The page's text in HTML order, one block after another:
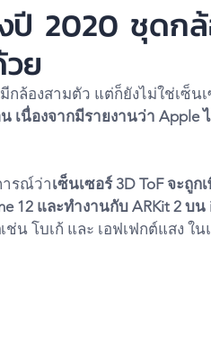
2020 ชุดกล้
ย
กล้องสามตัว แต่ก็ยังไม่ใช่เซ็นเ
เนื่องจากมีรายงานว่า
ารณ์ว่าเซ็นเซอร์ 3D ToF จะถู
12 และทำงานกับ ARKit 2 บน
เช่น โบเก้ และ เอฟเฟกต์แสง ใ